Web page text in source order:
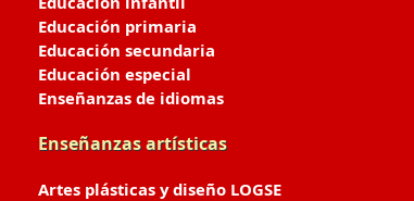
Educación primaria
Educación secundaria
Educación especial
Enseñanzas de idiomas
Enseñanzas artísticas
Artes plásticas y diseño LOGSE